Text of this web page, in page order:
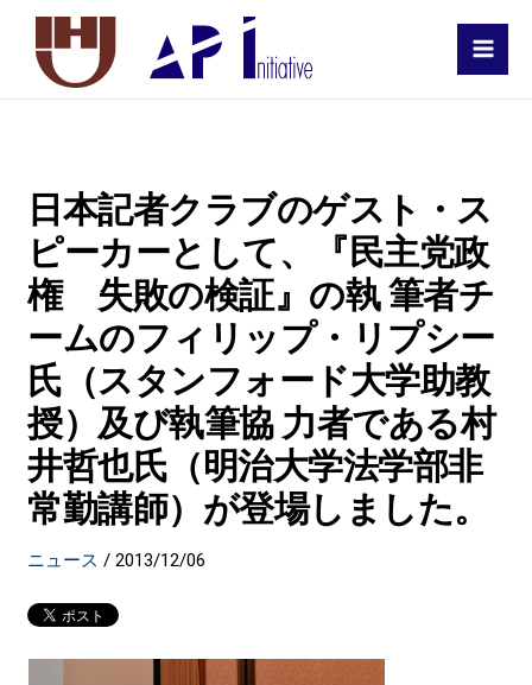
日本記者クラブのゲスト・ス
ピーカーとして、『民主党政
権 失敗の検証』の執 筆者チ
ームのフィリップ・リプシー
氏（スタンフォード大学助教
授）及び執筆協 力者である村
井哲也氏（明治大学法学部非
常勤講師）が登場しました。
ニュース /2013/12/06